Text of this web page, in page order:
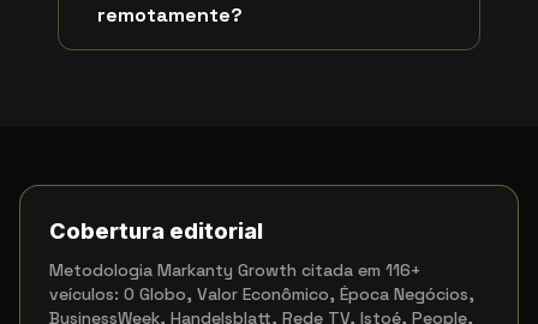
remotamente?
Cobertura editorial
Metodologia Markanty Growth citada em 116+
veículos: O Globo, Valor Econômico, Época Negócios,
BusinessWeek, Handelsblatt, Rede TV, Istoé, People,